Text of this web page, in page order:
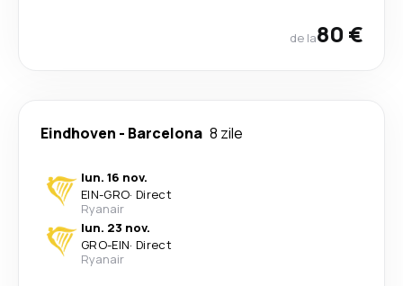
de la80 €
Eindhoven - Barcelona 8 zile
lun. 16 nov.
EIN-GRO· Direct
Ryanair
lun. 23 nov.
GRO-EIN· Direct
Ryanair